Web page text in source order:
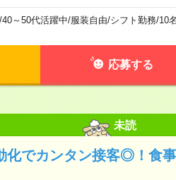
40～50代活躍中/服装自由/シフト勤務/10
応募する
未読
化でカンタン接客◎！食